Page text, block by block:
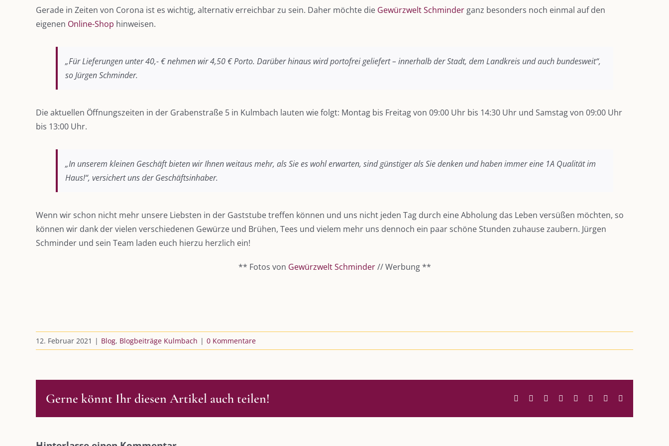
Gerade in Zeiten von Corona ist es wichtig, alternativ erreichbar zu sein. Daher möchte die Gewürzwelt Schminder ganz besonders noch einmal auf den
eigenen Online-Shop hinweisen.
„Für Lieferungen unter 40,- € nehmen wir 4,50 € Porto. Darüber hinaus wird portofrei geliefert – innerhalb der Stadt, dem Landkreis und auch bundesweit“,
so Jürgen Schminder.
Die aktuellen Öffnungszeiten in der Grabenstraße 5 in Kulmbach lauten wie folgt: Montag bis Freitag von 09:00 Uhr bis 14:30 Uhr und Samstag von 09:00 Uhr
bis 13:00 Uhr.
„In unserem kleinen Geschäft bieten wir Ihnen weitaus mehr, als Sie es wohl erwarten, sind günstiger als Sie denken und haben immer eine 1A Qualität im
Haus!“, versichert uns der Geschäftsinhaber.
Wenn wir schon nicht mehr unsere Liebsten in der Gaststube treffen können und uns nicht jeden Tag durch eine Abholung das Leben versüßen möchten, so
können wir dank der vielen verschiedenen Gewürze und Brühen, Tees und vielem mehr uns dennoch ein paar schöne Stunden zuhause zaubern. Jürgen
Schminder und sein Team laden euch hierzu herzlich ein!
** Fotos von Gewürzwelt Schminder// Werbung **
12. Februar 2021 | Blog, Blogbeiträge Kulmbach | 0 Kommentare
Gerne könnt Ihr diesen Artikel auch teilen! Facebook
TwitterReddit LinkedInWhatsApp
TumblrPinterest